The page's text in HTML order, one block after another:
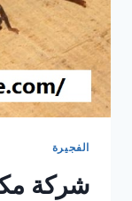
الفجيرة
شركة